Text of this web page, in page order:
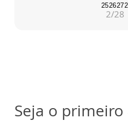
252627
2/28
Seja o